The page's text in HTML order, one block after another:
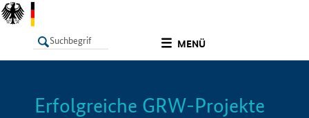
MENÜ
LISTE Info
Erfolgreiche GRW-Projekte